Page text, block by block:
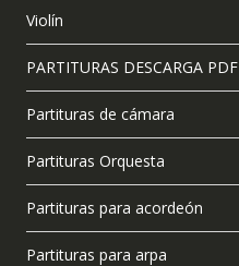
Violín
PARTITURAS DESCARGA PDF
Partituras de cámara
Partituras Orquesta
Partituras para acordeón
Partituras para arpa